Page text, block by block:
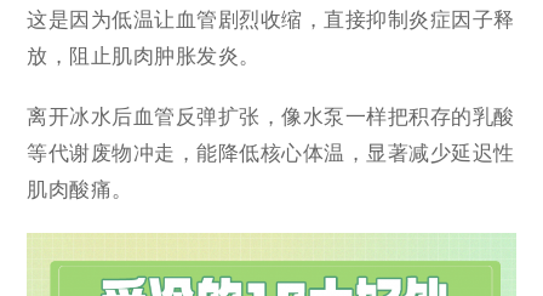
这是因为低温让血管剧烈收缩，直接抑制炎症因子释
放，阻止肌肉肿胀发炎。
离开冰水后血管反弹扩张，像水泵一样把积存的乳酸
等代谢废物冲走，能降低核心体温，显著减少延迟性
肌肉酸痛。